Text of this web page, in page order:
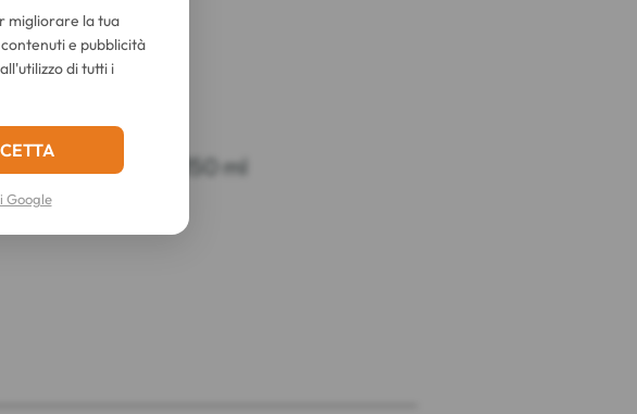
ARTICOLO
Hydra Repulpant 150 ml
migliorare la tua
e pubblicità
di tutti i
Google